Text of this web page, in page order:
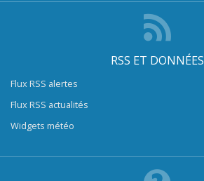
RSS ET DONNÉES
Flux RSS alertes
Flux RSS actualités
Widgets météo